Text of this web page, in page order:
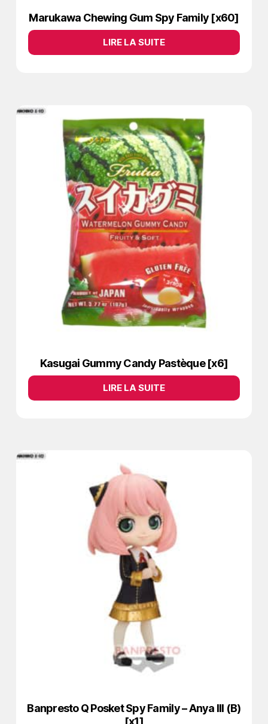
Marukawa Chewing Gum Spy Family [x60]
LIRE LA SUITE
Kasugai Gummy Candy Pastèque [x6]
LIRE LA SUITE
Banpresto Q Posket Spy Family – Anya III (B)